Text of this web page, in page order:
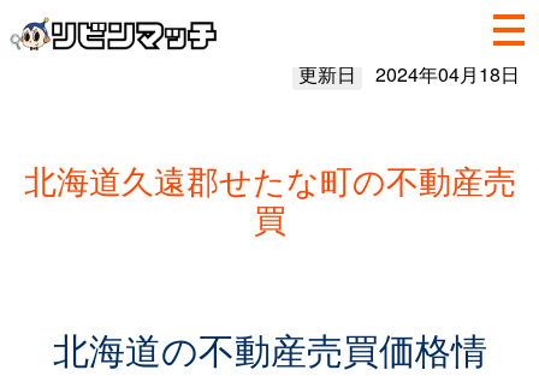
更新日 2024年04月18日
北海道久遠郡せたな町の不動産売
買
北海道の不動産売買価格情